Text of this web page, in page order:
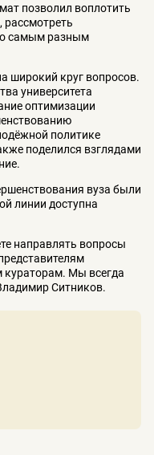
позволил воплотить
рассмотреть
самым разным
широкий круг вопросов.
университета
оптимизации
политике
поделился взглядами
вуза были
линии доступна
направлять вопросы
кураторам. Мы всегда
Ситников.